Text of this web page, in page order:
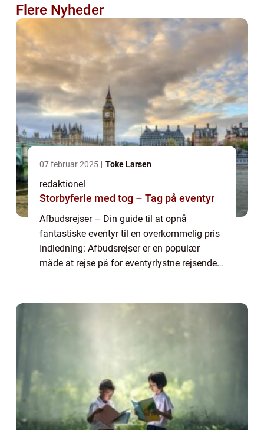
Flere Nyheder
07 februar 2025 Toke Larsen
redaktionel
Storbyferie med tog – Tag på eventyr
Afbudsrejser – Din guide til at opnå
fantastiske eventyr til en overkommelig pris
Indledning: Afbudsrejser er en populær
måde at rejse på for eventyrlystne rejsende,